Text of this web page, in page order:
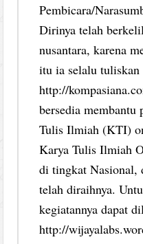
Pembicara/
Dirinya telah
nusantara, karena
itu ia selalu tuliskan
http://
bersedia membantu
Tulis Ilmiah (KTI)
Karya Tulis Ilmiah
di tingkat Nasional,
telah diraihnya.
kegiatannya dapat
http://